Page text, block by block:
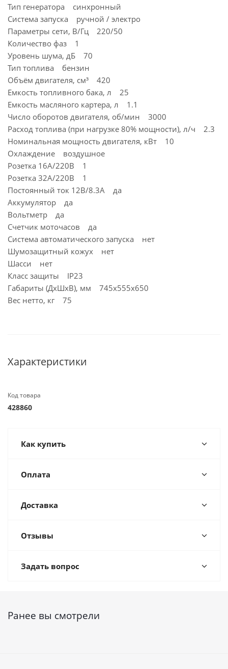
Тип генератора синхронный
Система запуска ручной / электро
Параметры сети, В/Гц 220/50
Количество фаз 1
Уровень шума, дБ 70
Тип топлива бензин
Объём двигателя, см³ 420
Емкость топливного бака, л 25
Емкость масляного картера, л 1.1
Число оборотов двигателя, об/мин 3000
Расход топлива (при нагрузке 80% мощности), л/ч 2.3
Номинальная мощность двигателя, кВт 10
Охлаждение воздушное
Розетка 16А/220В 1
Розетка 32А/220В 1
Постоянный ток 12В/8.3А да
Аккумулятор да
Вольтметр да
Счетчик моточасов да
Система автоматического запуска нет
Шумозащитный кожух нет
Шасси нет
Класс защиты IP23
Габариты (ДхШхВ), мм 745x555x650
Вес нетто, кг 75
Характеристики
Код товара
428860
Как купить
Оплата
Доставка
Отзывы
Задать вопрос
Ранее вы смотрели